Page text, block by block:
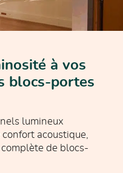
à vos
blocs-portes
lumineux
acoustique,
de blocs-